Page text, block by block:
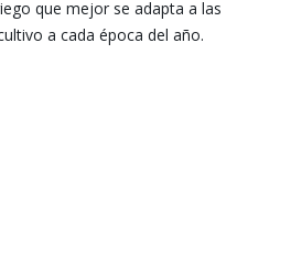
que mejor se adapta a las
a cada época del año.